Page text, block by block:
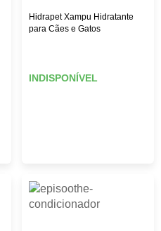
Hidrapet Xampu Hidratante
para Cães e Gatos
INDISPONÍVEL